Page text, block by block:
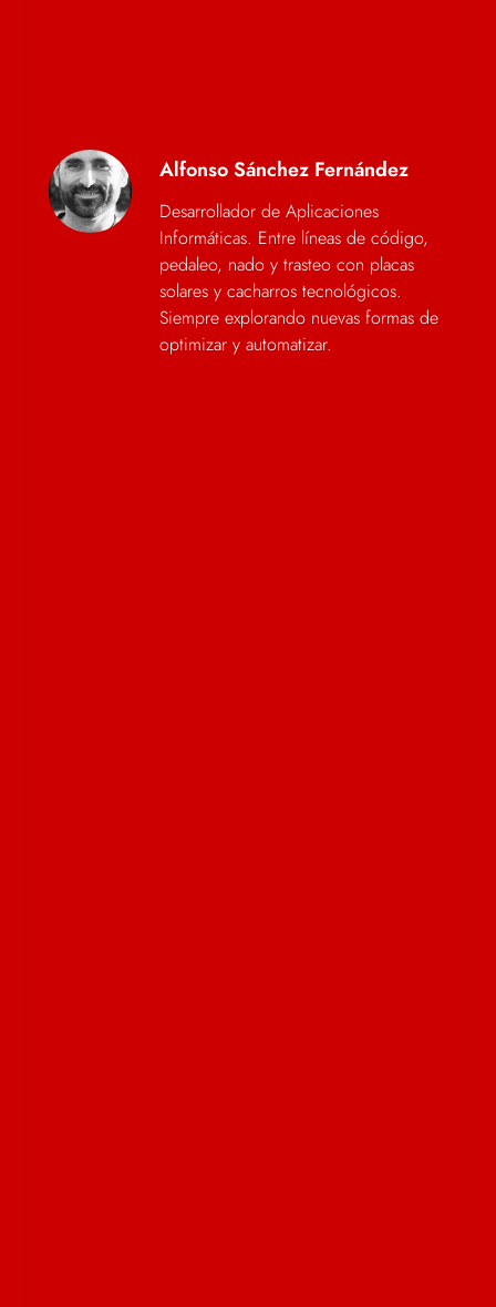
Alfonso Sánchez Fernández
Desarrollador de Aplicaciones
Informáticas. Entre líneas de código,
pedaleo, nado y trasteo con placas
solares y cacharros tecnológicos.
Siempre explorando nuevas formas de
optimizar y automatizar.